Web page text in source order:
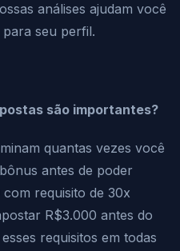
análises ajudam você
seu perfil.
são importantes?
quantas vezes você
antes de poder
requisito de 30x
R$3.000 antes do
requisitos em todas